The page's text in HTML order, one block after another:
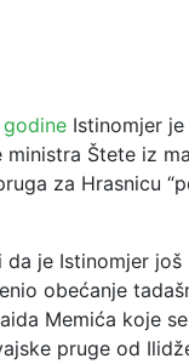
Istinomjer
ministra Štete iz
za Hrasnicu
je Istinomjer još
obećanje
Memića koje
pruge od